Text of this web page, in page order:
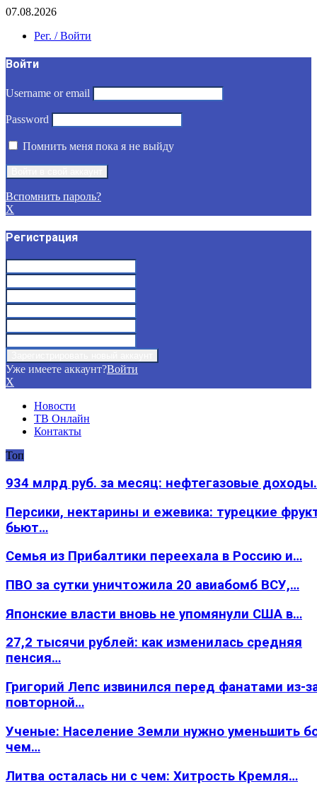
07.08.2026
Рег. / Войти
Войти
Username or email
Password
Помнить меня пока я не выйду
Вспомнить пароль?
X
Регистрация
Уже имеете аккаунт?Войти
X
Новости
ТВ Онлайн
Контакты
Топ
934 млрд руб. за месяц: нефтегазовые
Персики, нектарины и ежевика: турецкие
бьют…
Семья из Прибалтики переехала в Россию и…
ПВО за сутки уничтожила 20 авиабомб ВСУ,…
Японские власти вновь не упомянули США в…
27,2 тысячи рублей: как изменилась средняя
пенсия…
Григорий Лепс извинился перед фанатами из-
повторной…
Ученые: Население Земли нужно уменьшить
чем…
Литва осталась ни с чем: Хитрость Кремля…